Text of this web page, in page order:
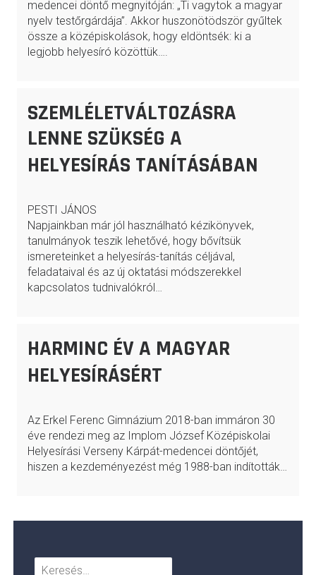
medencei döntő megnyitóján: „Ti vagytok a magyar
nyelv testőrgárdája”. Akkor huszonötödször gyűltek
össze a középiskolások, hogy eldöntsék: ki a
legjobb helyesíró közöttük….
SZEMLÉLETVÁLTOZÁSRA
LENNE SZÜKSÉG A
HELYESÍRÁS TANÍTÁSÁBAN
PESTI JÁNOS
Napjainkban már jól használható kézikönyvek,
tanulmányok teszik lehetővé, hogy bővítsük
ismereteinket a helyesírás-tanítás céljával,
feladataival és az új oktatási módszerekkel
kapcsolatos tudnivalókról…
HARMINC ÉV A MAGYAR
HELYESÍRÁSÉRT
Az Erkel Ferenc Gimnázium 2018-ban immáron 30
éve rendezi meg az Implom József Középiskolai
Helyesírási Verseny Kárpát-medencei döntőjét,
hiszen a kezdeményezést még 1988-ban indították…
Keresés: